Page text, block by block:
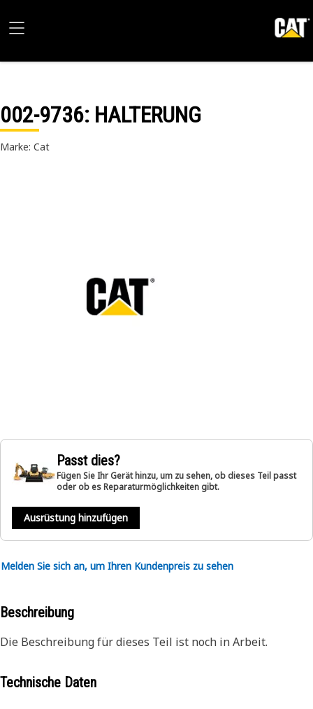
002-9736: HALTERUNG
Marke: Cat
Passt dies?
Fügen Sie Ihr Gerät hinzu, um zu sehen, ob dieses Teil passt
oder ob es Reparaturmöglichkeiten gibt.
Ausrüstung hinzufügen
Melden Sie sich an, um Ihren Kundenpreis zu sehen
Beschreibung
Die Beschreibung für dieses Teil ist noch in Arbeit.
Technische Daten